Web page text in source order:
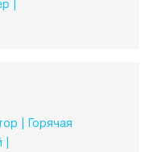
Горячая